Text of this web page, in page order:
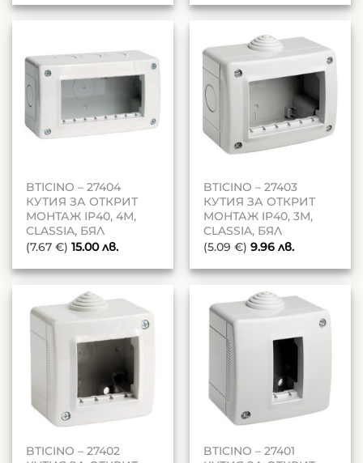
BTICINO – 27404
КУТИЯ ЗА ОТКРИТ
МОНТАЖ IP40, 4М,
CLASSIA, БЯЛ
(7.67 €) 15.00лв.
BTICINO – 27403
КУТИЯ ЗА ОТКРИТ
МОНТАЖ IP40, 3М,
CLASSIA, БЯЛ
(5.09 €) 9.96лв.
BTICINO – 27402
BTICINO – 27401